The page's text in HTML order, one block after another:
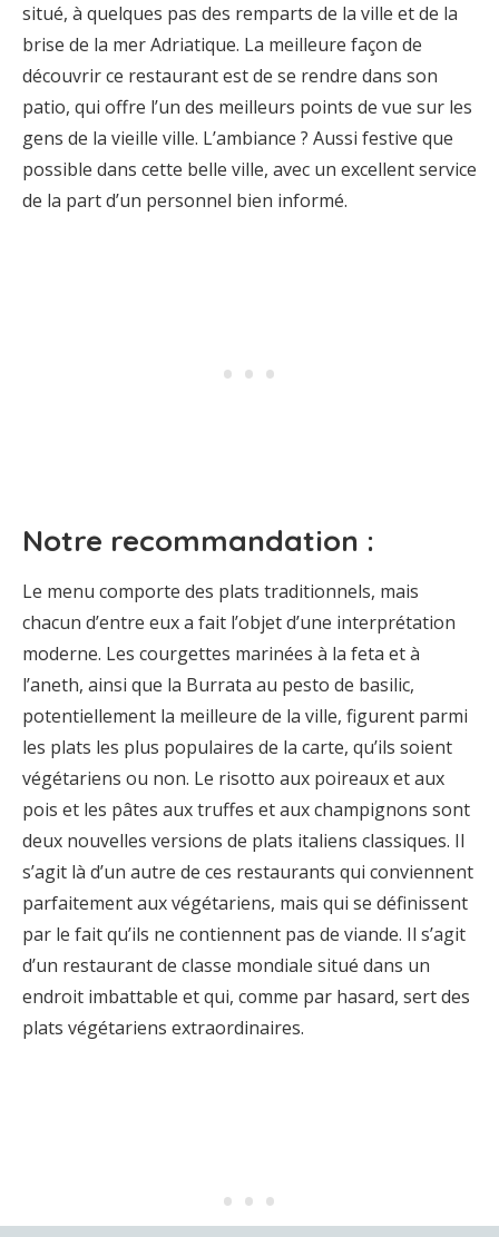
situé, à quelques pas des remparts de la ville et de la
brise de la mer Adriatique. La meilleure façon de
découvrir ce restaurant est de se rendre dans son
patio, qui offre l’un des meilleurs points de vue sur les
gens de la vieille ville. L’ambiance ? Aussi festive que
possible dans cette belle ville, avec un excellent service
de la part d’un personnel bien informé.
Notre recommandation :
Le menu comporte des plats traditionnels, mais
chacun d’entre eux a fait l’objet d’une interprétation
moderne. Les courgettes marinées à la feta et à
l’aneth, ainsi que la Burrata au pesto de basilic,
potentiellement la meilleure de la ville, figurent parmi
les plats les plus populaires de la carte, qu’ils soient
végétariens ou non. Le risotto aux poireaux et aux
pois et les pâtes aux truffes et aux champignons sont
deux nouvelles versions de plats italiens classiques. Il
s’agit là d’un autre de ces restaurants qui conviennent
parfaitement aux végétariens, mais qui se définissent
par le fait qu’ils ne contiennent pas de viande. Il s’agit
d’un restaurant de classe mondiale situé dans un
endroit imbattable et qui, comme par hasard, sert des
plats végétariens extraordinaires.